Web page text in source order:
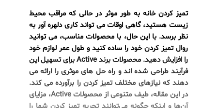
تمیز کردن خانه به طور موثر در حالی که مراقب محیط
زیست هستید، گاهی اوقات می تواند کاری دلهره آور به
نظر برسد. با این حال، با محصولات مناسب، می توانید
روال تمیز کردن خود را ساده کنید و طول عمر لوازم خود
را افزایش دهید. محصولات برند Active برای تسهیل این
فرآیند طراحی شده اند و راه حل های موثری را ارائه می
دهند که نیازهای مختلف تمیز کردن را برآورده می کند.
در این مقاله، طیف متنوعی از محصولات Active، مزایای